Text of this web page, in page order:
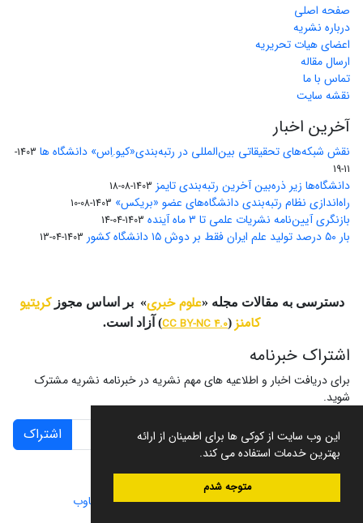
این وب سایت از کوکی ها برای اطمینان از ارائه
بهترین خدمات استفاده می کند.
متوجه شدم
صفحه اصلی
درباره نشریه
اعضای هیات تحریریه
ارسال مقاله
تماس با ما
نقشه سایت
آخرین اخبار
نقش شبکه‌های تحقیقاتی بین‌المللی در رتبه‌بندی«کیو.اِس» دانشگاه ها
1403-
11-19
دانشگاه‌ها زیر ذره‌بین آخرین رتبه‌بندی تایمز 1403-08-18
راه‌اندازی نظام رتبه‌بندی دانشگاه‌‌های عضو «بریکس» 1403-08-10
بازنگری آیین‌نامه نشریات علمی تا ۳ ماه آینده 1403-04-14
بار ۵۰ درصد تولید علم ایران فقط بر دوش ۱۵ دانشگاه کشور 1403-04-13
دسترسی به مقالات مجله «علوم خبری» بر اساس مجوزکریتیو
کامنز (
CC BY-NC 4.0) آزاد است.
اشتراک خبرنامه
برای دریافت اخبار و اطلاعیه های مهم نشریه در خبرنامه نشریه مشترک
شوید.
اشتراک
سامانه مدیریت نشریات علمی.طراحی و پیاده سازی از سیناوب